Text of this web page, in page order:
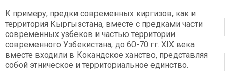
К примеру, предки современных киргизов, как и
территория Кыргызстана, вместе с предками части
современных узбеков и частью территории
современного Узбекистана, до 60-70 гг. ХІХ века
вместе входили в Кокандское ханство, представляя
собой этническое и территориальное единство.